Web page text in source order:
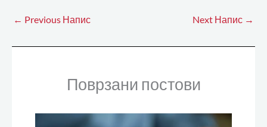
← Previous Напис Next Напис →
Поврзани постови